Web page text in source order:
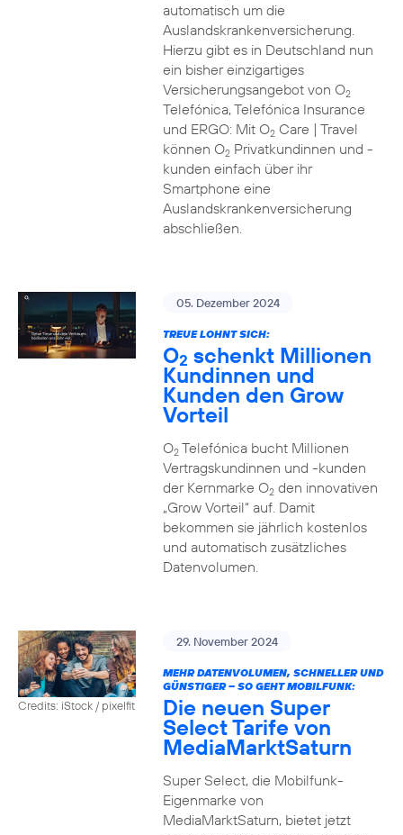
automatisch um die
Auslandskrankenversicherung.
Hierzu gibt es in Deutschland nun
ein bisher einzigartiges
Versicherungsangebot von O2
Telefónica, Telefónica Insurance
und ERGO: Mit O2Care | Travel
können O2Privatkundinnen und -
kunden einfach über ihr
Smartphone eine
Auslandskrankenversicherung
abschließen.
05. Dezember 2024
TREUE LOHNT SICH:
O2 schenkt Millionen
Kundinnen und
Kunden den Grow
Vorteil
O2Telefónica bucht Millionen
Vertragskundinnen und -kunden
der Kernmarke O2den innovativen
„Grow Vorteil“ auf. Damit
bekommen sie jährlich kostenlos
und automatisch zusätzliches
Datenvolumen.
Credits: iStock / pixelfit
29. November 2024
MEHR DATENVOLUMEN, SCHNELLER UND
GÜNSTIGER – SO GEHT MOBILFUNK:
Die neuen Super
Select Tarife von
MediaMarktSaturn
Super Select, die Mobilfunk-
Eigenmarke von
MediaMarktSaturn, bietet jetzt